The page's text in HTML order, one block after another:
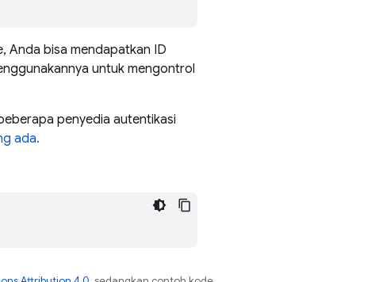
, Anda bisa mendapatkan ID
untuk mengontrol
penyedia autentikasi
ada.